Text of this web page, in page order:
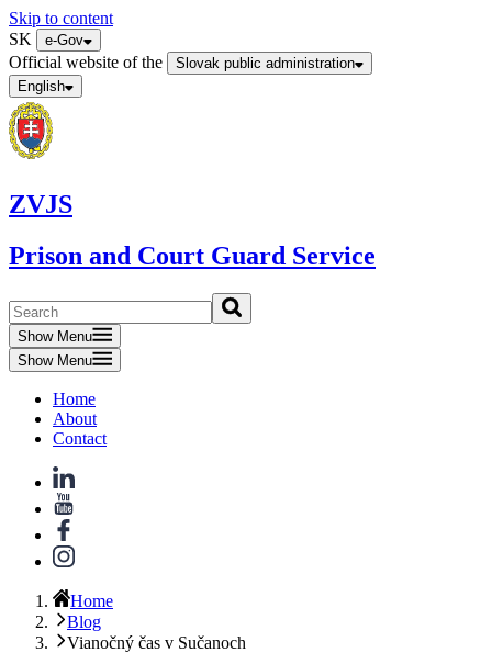
Skip to content
SK
e-Gov
Official website of the
Slovak public administration
English
ZVJS
Prison and Court Guard Service
Show Menu
Show Menu
Home
About
Contact
Home
Blog
Vianočný čas v Sučanoch